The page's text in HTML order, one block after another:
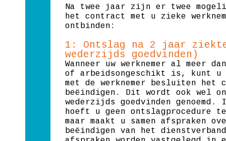
Na twee jaar zijn er twee
het contract met u zieke
ontbinden:
1: Ontslag na 2 jaar
wederzijds goedvinden)
Wanneer uw werknemer al meer
of arbeidsongeschikt is, kunt u
met de werknemer besluiten het
beëindigen. Dit wordt ook wel
wederzijds goedvinden
hoeft u geen ontslagprocedure
maar maakt u samen afspraken
beëindigen van het